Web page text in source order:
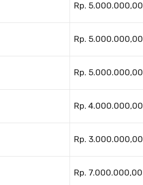
Rp. 5.000.000,00
Rp. 5.000.000,00
Rp. 5.000.000,00
Rp. 4.000.000,00
Rp. 3.000.000,00
Rp. 7.000.000,00